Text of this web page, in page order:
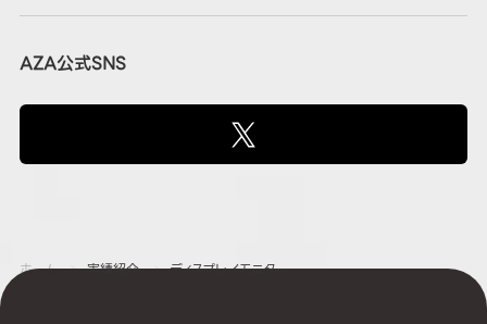
ホーム 実績紹介 ディスプレイモニター
AZA公式SNS